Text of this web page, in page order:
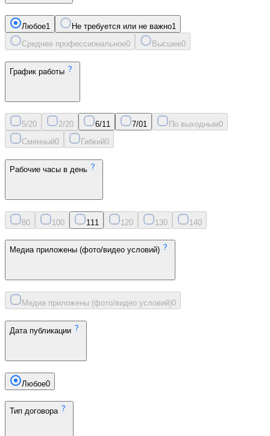
Любое1 Не требуется или не важно1
Среднее профессиональное0 Высшее0
График работы
5/20 2/20 6/11 7/01 По выходным0
Сменный0 Гибкий0
Рабочие часы в день
80 100 11 1 120 130 140
Медиа приложены (фото/видео условий)
Медиа приложены (фото/видео условий)0
Дата публикации
Любое0
Тип договора